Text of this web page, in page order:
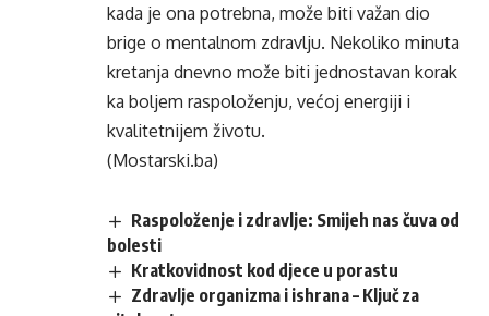
kada je ona potrebna, može biti važan dio
brige o mentalnom zdravlju. Nekoliko minuta
kretanja dnevno može biti jednostavan korak
ka boljem raspoloženju, većoj energiji i
kvalitetnijem životu.
(Mostarski.ba)
Raspoloženje i zdravlje: Smijeh nas čuva od
bolesti
Kratkovidnost kod djece u porastu
Zdravlje organizma i ishrana – Ključ za